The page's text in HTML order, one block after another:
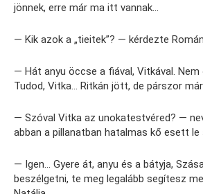
jönnek, erre már ma itt vannak…
— Kik azok a „tieitek”? — kérdezte
— Hát anyu öccse a fiával, Vitkával. Nem
Tudod, Vitka… Ritkán jött, de párszor
— Szóval Vitka az unokatestvéred? —
abban a pillanatban hatalmas kő esett le
— Igen… Gyere át, anyu és a bátyja,
beszélgetni, te meg legalább segítesz